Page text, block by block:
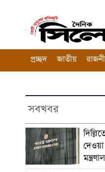
প্রচ্ছদ জাতীয়
সবখবর
দেওয়া